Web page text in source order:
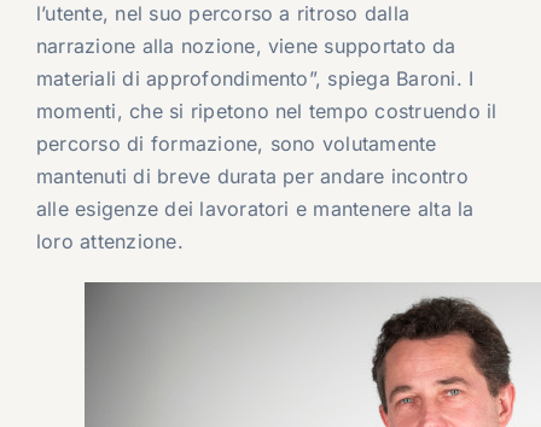
l’utente, nel suo percorso a ritroso dalla
narrazione alla nozione, viene supportato da
materiali di approfondimento”, spiega Baroni. I
momenti, che si ripetono nel tempo costruendo il
percorso di formazione, sono volutamente
mantenuti di breve durata per andare incontro
alle esigenze dei lavoratori e mantenere alta la
loro attenzione.